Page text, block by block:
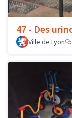
47 - Des
Ville de Lyon